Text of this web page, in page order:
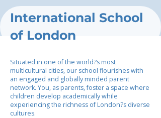
International School
of London
Situated in one of the world?s most
multicultural cities, our school flourishes with
an engaged and globally minded parent
network. You, as parents, foster a space where
children develop academically while
experiencing the richness of London?s diverse
cultures.